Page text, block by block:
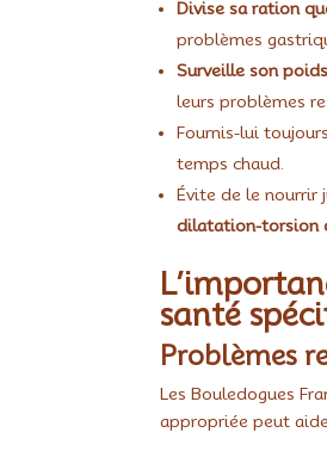
Divise sa ration
problèmes
Surveille son
leurs problèmes
Fournis-lui
temps chaud.
Évite de le nourrir
dilatation-torsion
santé
Problèmes
Les Bouledogues
appropriée peut